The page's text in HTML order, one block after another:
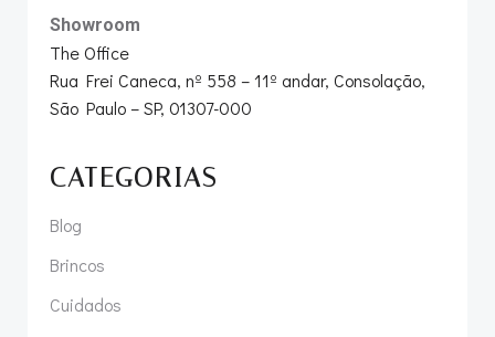
Showroom
The Office
Rua Frei Caneca, nº 558 – 11º andar, Consolação,
São Paulo – SP, 01307-000
CATEGORIAS
Blog
Brincos
Cuidados